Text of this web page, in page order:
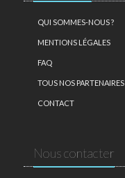
QUI SOMMES-NOUS ?
MENTIONS LÉGALES
FAQ
TOUS NOS PARTENAIRES
CONTACT
Nous contacter